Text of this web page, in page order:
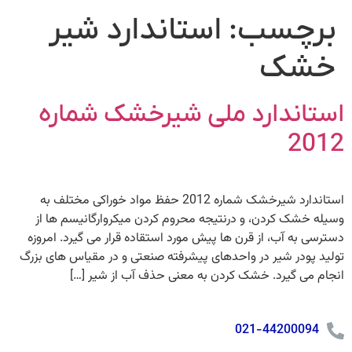
برچسب: استاندارد شیر
خشک
استاندارد ملی شیرخشک شماره
2012
استاندارد شیرخشک شماره 2012 حفظ مواد خوراکی مختلف به
وسیله خشک کردن، و درنتیجه محروم کردن میکروارگانیسم ها از
دسترسی به آب، از قرن ها پیش مورد استقاده قرار می گیرد. امروزه
تولید پودر شیر در واحدهای پیشرفته صنعتی و در مقیاس های بزرگ
انجام می گیرد. خشک کردن به معنی حذف آب از شیر […]
021-44200094